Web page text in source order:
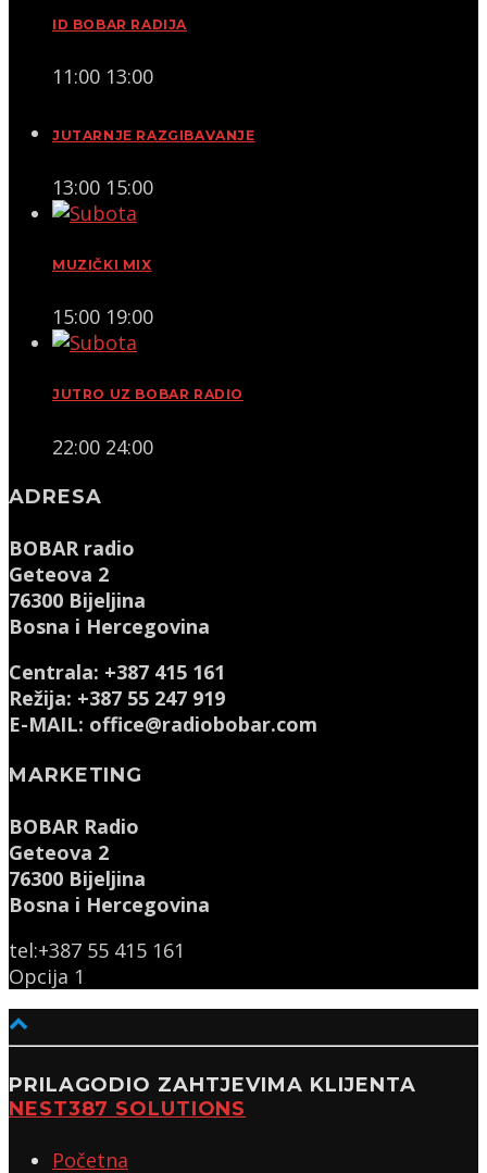
ID BOBAR RADIJA
11:00 13:00
JUTARNJE RAZGIBAVANJE
13:00 15:00
MUZIČKI MIX
15:00 19:00
JUTRO UZ BOBAR RADIO
22:00 24:00
ADRESA
BOBAR radio
Geteova 2
76300 Bijeljina
Bosna i Hercegovina
Centrala: +387 415 161
Režija: +387 55 247 919
E-MAIL: office@radiobobar.com
MARKETING
BOBAR Radio
Geteova 2
76300 Bijeljina
Bosna i Hercegovina
tel:+387 55 415 161
Opcija 1
PRILAGODIO ZAHTJEVIMA KLIJENTA
NEST387 SOLUTIONS
Početna